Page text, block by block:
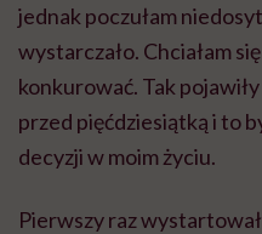
jednak poczułam
wystarczało. Chciałam
konkurować. Tak
przed pięćdziesiątką i to
decyzji w moim życiu.
Pierwszy raz